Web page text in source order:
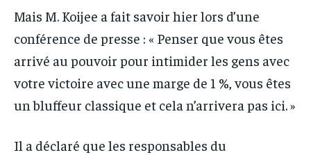
Mais M. Koijee a fait savoir hier lors d’une
conférence de presse : « Penser que vous êtes
arrivé au pouvoir pour intimider les gens avec
votre victoire avec une marge de 1 %, vous êtes
un bluffeur classique et cela n’arrivera pas ici. »
Il a déclaré que les responsables du